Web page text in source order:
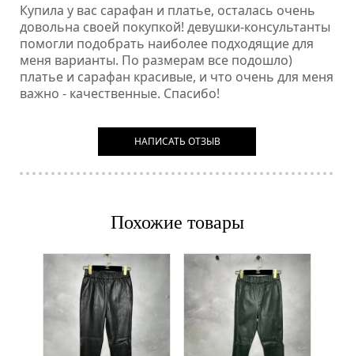
Купила у вас сарафан и платье, осталась очень
довольна своей покупкой! девушки-консультанты
помогли подобрать наиболее подходящие для
меня варианты. По размерам все подошло)
платье и сарафан красивые, и что очень для меня
важно - качественные. Спасибо!
НАПИСАТЬ ОТЗЫВ
Похожие товары